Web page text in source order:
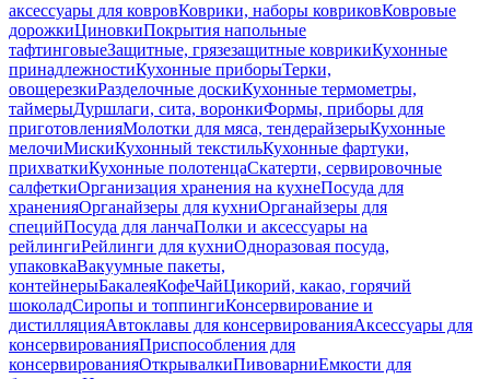
аксессуары для ковровКоврики, наборы ковриковКовровые
дорожкиЦиновкиПокрытия напольные
тафтинговыеЗащитные, грязезащитные коврикиКухонные
принадлежностиКухонные приборыТерки,
овощерезкиРазделочные доскиКухонные термометры,
таймерыДуршлаги, сита, воронкиФормы, приборы для
приготовленияМолотки для мяса, тендерайзерыКухонные
мелочиМискиКухонный текстильКухонные фартуки,
прихваткиКухонные полотенцаСкатерти, сервировочные
салфеткиОрганизация хранения на кухнеПосуда для
храненияОрганайзеры для кухниОрганайзеры для
специйПосуда для ланчаПолки и аксессуары на
рейлингиРейлинги для кухниОдноразовая посуда,
упаковкаВакуумные пакеты,
контейнерыБакалеяКофеЧайЦикорий, какао, горячий
шоколадСиропы и топпингиКонсервирование и
дистилляцияАвтоклавы для консервированияАксессуары для
консервированияПриспособления для
консервированияОткрывалкиПивоварниЕмкости для